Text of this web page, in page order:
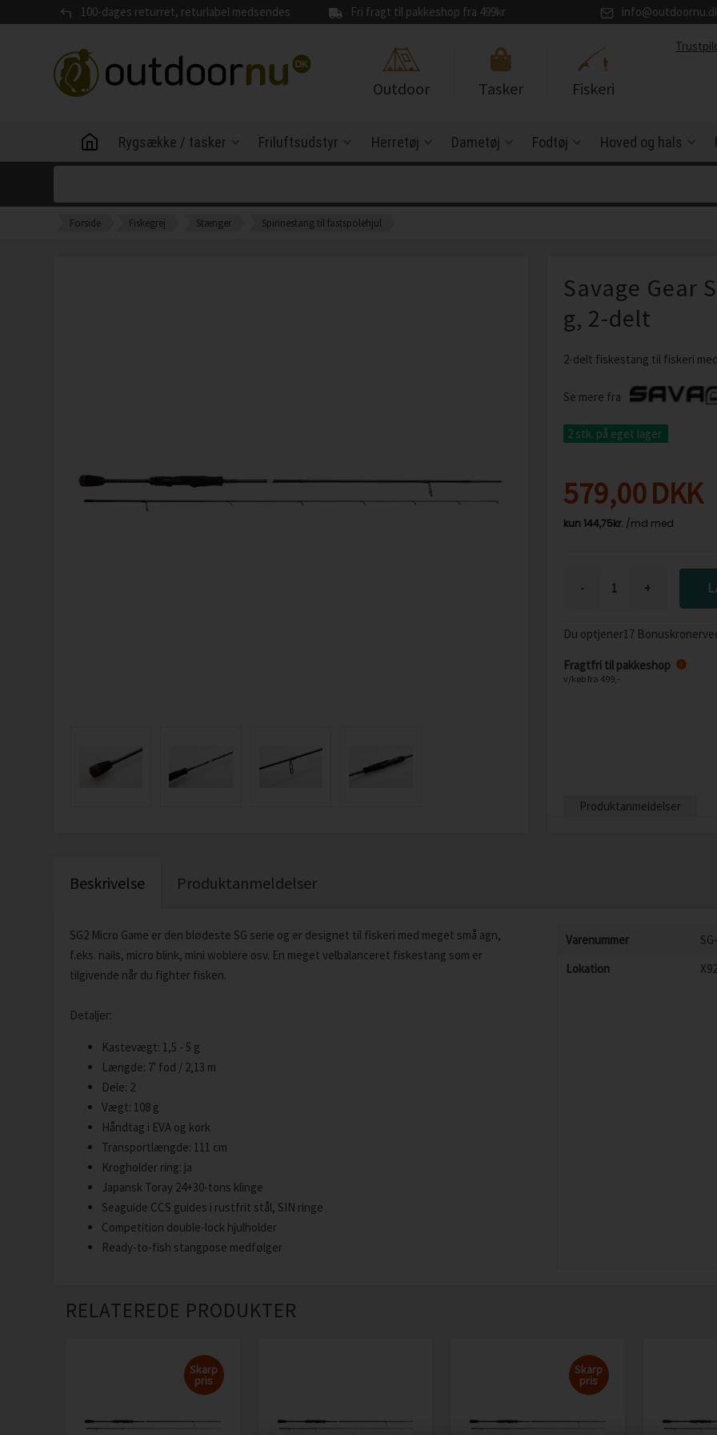
100-dages returret, returlabel medsendes Fri fragt til pakkeshop fra 499kr
Outdoor Tasker Fiskeri
Rygsække / tasker Friluftsudstyr Herretøj Dametøj Fodtøj Hoved og hals
Forside Fiskegrej Stænger Spinnestang til fastspolehjul
Savage Gear
g, 2-delt
2-delt fiskestang til fiskeri
Se mere fra
2 stk. på eget lager
579,00DKK
- +
Du optjener17 Bonuskroner
Fragtfri til pakkeshop
v/køb fra 499,-
i
Produktanmeldelser
Beskrivelse Produktanmeldelser
SG2 Micro Game er den blødeste SG serie og er designet til fiskeri med meget små agn,
f.eks. nails, micro blink, mini woblere osv. En meget velbalanceret fiskestang som er
tilgivende når du fighter fisken.
Detaljer:
Kastevægt: 1,5 - 5 g
Længde: 7' fod / 2,13 m
Dele: 2
Vægt: 108 g
Håndtag i EVA og kork
Transportlængde: 111 cm
Krogholder ring: ja
Japansk Toray 24+30-tons klinge
Seaguide CCS guides i rustfrit stål, SIN ringe
Competition double-lock hjulholder
Ready-to-fish stangpose medfølger
Varenummer
Lokation
RELATEREDE PRODUKTER
Skarp
pris
Skarp
pris